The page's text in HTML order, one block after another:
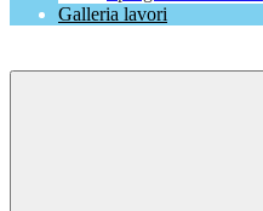
Galleria lavori